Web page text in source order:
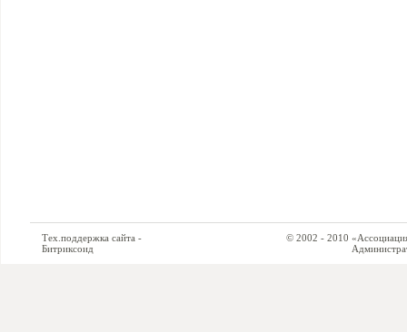
Тех.поддержка сайта -
Битриксоид
© 2002 - 2010 «Ассоциация